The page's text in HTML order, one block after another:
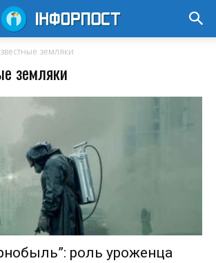
земляки
земляки
роль уроженца